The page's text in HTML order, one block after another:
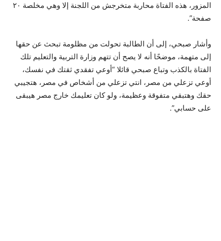
المزور، هذه الفتاة محاربة متخرجش من اللجنة إلا وهي مخلصة ٢٠
صفحة”.
وأشار صبحي، إلى أن الطالبة تحولت من مظلومة تبحث عن حقها
إلى متهمة، موضحًا أنه لا يصح أن تتهم وزارة التربية والتعليم تلك
الفتاة بالكذب وتباع صبحي قائلا “أوعي تفقدي ثقتك في نفسك،
أوعي تزعلي من مصر، انتي تزعلي من أشخاص في مصر، هتجيبي
حقك وهتبقي متفوقة وعظيمة، ولو كان تعليمك خارج مصر هيبقى
على حسابي”.